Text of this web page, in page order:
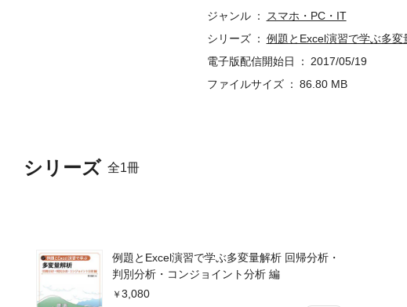
シリーズ 全1冊
例題とExcel演習で学ぶ多変量解析 回帰分析・
判別分析・コンジョイント分析 編
3,080
ジャンル
スマホ・PC・IT
シリーズ
例題とExcel演習で学ぶ多
電子版配信開始日
2017/05/19
ファイルサイズ
86.80 MB